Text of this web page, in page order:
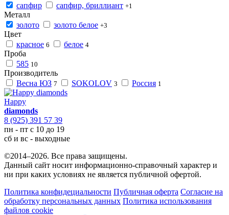
сапфир сапфир, бриллиант +1
Металл
золото
золото белое +3
Цвет
красное 6 белое 4
Проба
585 10
Производитель
Весна ЮЗ 7 SOKOLOV 3 Россия 1
Happy
diamonds
8 (925) 391 57 39
пн - пт с 10 до 19
сб и вс - выходные
©2014–2026. Все права защищены.
Данный сайт носит информационно-справочный характер и
ни при каких условиях не является публичной офертой.
Политика конфидециальности Публичная оферта Согласие на
обработку персональных данных Политика использования
файлов cookie